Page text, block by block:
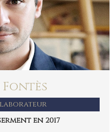
Fontès
en 2017